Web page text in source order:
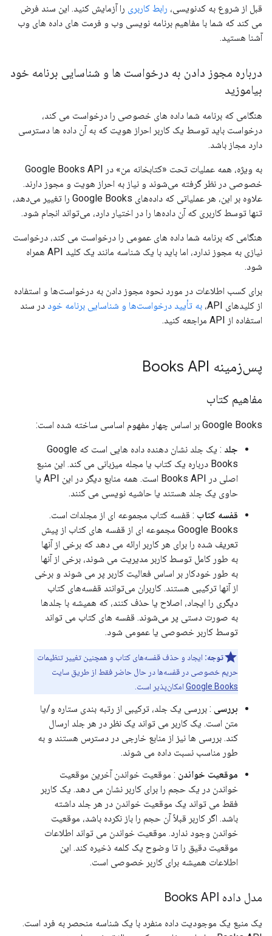
قبل از شروع به کدنویسی، رابط کاربری را آزمایش کنید. این سند فرض
می کند که شما با مفاهیم برنامه نویسی وب و فرمت های داده های وب
آشنا هستید.
درباره مجوز دادن به درخواست ها و شناسایی برنامه خود
بیاموزید
هنگامی که برنامه شما داده های خصوصی را درخواست می کند،
درخواست باید توسط یک کاربر احراز هویت که به آن داده ها دسترسی
دارد مجاز باشد.
به ویژه، همه عملیات تحت «کتابخانه من» در Google Books API
خصوصی در نظر گرفته می‌شوند و نیاز به احراز هویت و مجوز دارند.
علاوه بر این، هر عملیاتی که داده‌های Google Books را تغییر می‌دهد،
تنها توسط کاربری که آن داده‌ها را در اختیار دارد، می‌تواند انجام شود.
هنگامی که برنامه شما داده های عمومی را درخواست می کند، درخواست
نیازی به مجوز ندارد، اما باید با یک شناسه مانند یک کلید API همراه
شود.
برای کسب اطلاعات در مورد نحوه مجوز دادن به درخواست‌ها و استفاده
از کلیدهای API،
به تأیید درخواست‌ها و شناسایی برنامه خود در سند
استفاده از API مراجعه کنید.
پس‌زمینه Books API
مفاهیم کتاب
Google Books بر اساس چهار مفهوم اساسی ساخته شده است:
جلد
: یک جلد نشان دهنده داده هایی است که Google
Books درباره یک کتاب یا مجله میزبانی می کند. این منبع
اصلی در Books API است. همه منابع دیگر در این API یا
حاوی یک جلد هستند یا حاشیه نویسی می کنند.
قفسه کتاب : قفسه کتاب مجموعه ای از مجلدات است.
Google Books مجموعه ای از قفسه های کتاب از پیش
تعریف شده را برای هر کاربر ارائه می دهد که برخی از آنها
به طور کامل توسط کاربر مدیریت می شوند، برخی از آنها
به طور خودکار بر اساس فعالیت کاربر پر می شوند و برخی
از آنها ترکیبی هستند. کاربران می‌توانند قفسه‌های کتاب
دیگری را ایجاد، اصلاح یا حذف کنند، که همیشه با جلدها
به صورت دستی پر می‌شوند. قفسه های کتاب می تواند
توسط کاربر خصوصی یا عمومی شود.
توجه: ایجاد و حذف قفسه‌های کتاب و همچنین تغییر تنظیمات
حریم خصوصی در قفسه‌ها در حال حاضر فقط از طریق سایت
Google Books امکان‌پذیر است.
بررسی : بررسی یک جلد، ترکیبی از رتبه بندی ستاره و/یا
متن است. یک کاربر می تواند یک نظر در هر جلد ارسال
کند. بررسی ها نیز از منابع خارجی در دسترس هستند و به
طور مناسب نسبت داده می شوند.
موقعیت خواندن : موقعیت خواندن آخرین موقعیت
خواندن در یک حجم را برای کاربر نشان می دهد. یک کاربر
فقط می تواند یک موقعیت خواندن در هر جلد داشته
باشد. اگر کاربر قبلاً آن حجم را باز نکرده باشد، موقعیت
خواندن وجود ندارد. موقعیت خواندن می تواند اطلاعات
موقعیت دقیق را تا وضوح یک کلمه ذخیره کند. این
اطلاعات همیشه برای کاربر خصوصی است.
مدل داده Books API
یک منبع یک موجودیت داده منفرد با یک شناسه منحصر به فرد است.